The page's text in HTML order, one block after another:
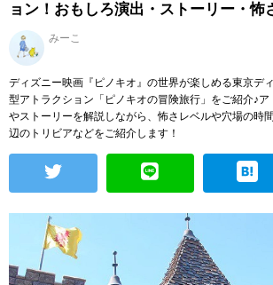
ョン！おもしろ演出・ストーリー・怖
みーこ
ディズニー映画『ピノキオ』の世界が楽しめる東京デ
型アトラクション「ピノキオの冒険旅行」をご紹介♪
やストーリーを解説しながら、怖さレベルや穴場の時
辺のトリビアなどをご紹介します！